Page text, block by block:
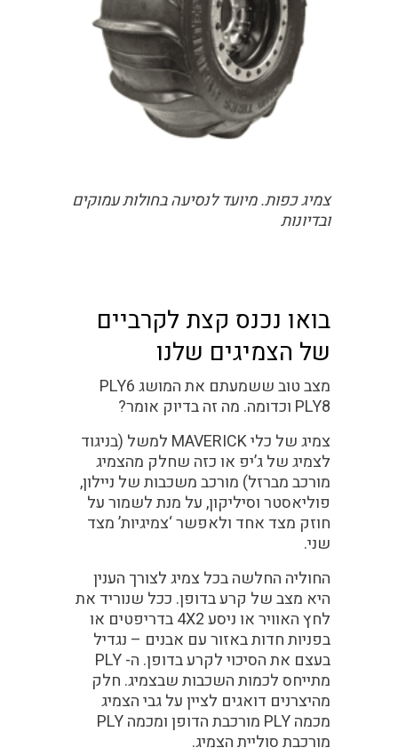
צמיג כפות. מיועד לנסיעה בחולות עמוקים
ובדיונות
בואו נכנס קצת לקרביים
של הצמיגים שלנו
מצב טוב ששמעתם את המושג PLY6
PLY8 וכדומה. מה זה בדיוק אומר?
צמיג של כלי MAVERICK למשל (בניגוד
לצמיג של ג’יפ או כזה שחלק מהצמיג
מורכב מברזל) מורכב משכבות של ניילון,
פוליאסטר וסיליקון, על מנת לשמור על
חוזק מצד אחד ולאפשר ‘צמיגיות’ מצד
שני.
החוליה החלשה בכל צמיג לצורך הענין
היא מצב של קרע בדופן. ככל שנוריד את
לחץ האוויר או ניסע 4X2 בדריפטים או
בפניות חדות באזור עם אבנים – נגדיל
בעצם את הסיכוי לקרע בדופן. ה- PLY
מתייחס לכמות השכבות שבצמיג. חלק
מהיצרנים דואגים לציין על גבי הצמיג
מכמה PLY מורכבת הדופן ומכמה PLY
מורכבת סוליית הצמיג.